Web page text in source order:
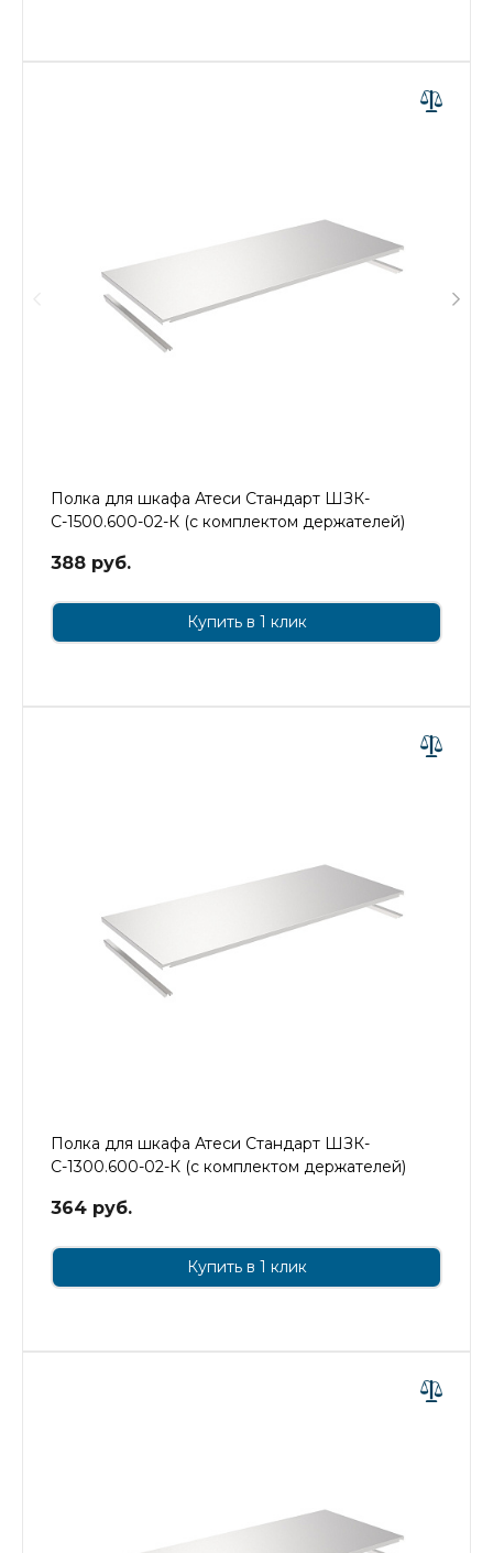
Полка для шкафа Атеси Стандарт ШЗК-
С-1500.600-02-К (с комплектом держателей)
388 руб.
Купить в 1 клик
Полка для шкафа Атеси Стандарт ШЗК-
С-1300.600-02-К (с комплектом держателей)
364 руб.
Купить в 1 клик